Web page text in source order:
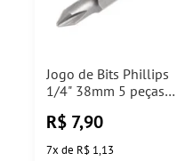
Jogo de Bits Phillips
1/4" 38mm 5 peças
R$ 7,90
7x de R$ 1,13